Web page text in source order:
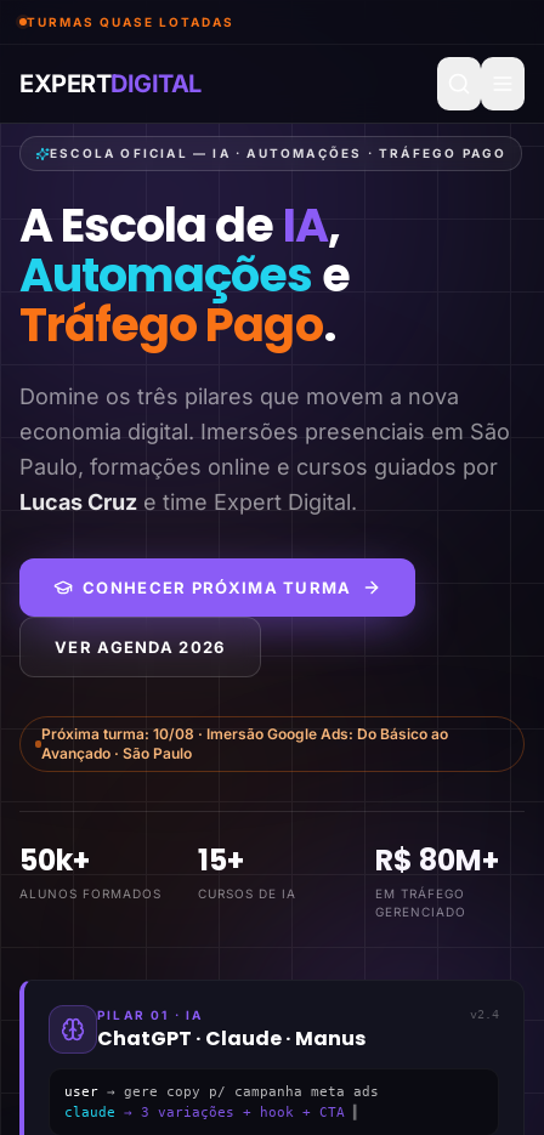
TURMAS QUASE LOTADAS
EXPERTDIGITAL
ESCOLA OFICIAL — IA · AUTOMAÇÕES · TRÁFEGO PAGO
A Escola deIA,
Automaçõese
Tráfego Pago.
Domine os três pilares que movem a nova
economia digital. Imersões presenciais em São
Paulo, formações online e cursos guiados por
Lucas Cruz e time Expert Digital.
CONHECER PRÓXIMA TURMA
VER AGENDA 2026
Próxima turma: 10/08 · Imersão Google Ads: Do Básico ao
Avançado · São Paulo
50k+
ALUNOS FORMADOS
15+
CURSOS DE IA
R$ 80M+
EM TRÁFEGO
GERENCIADO
PILAR 01 · IA
ChatGPT · Claude · Manus
v2.4
user → gere copy p/ campanha meta ads
claude → 3 variações + hook + CTA